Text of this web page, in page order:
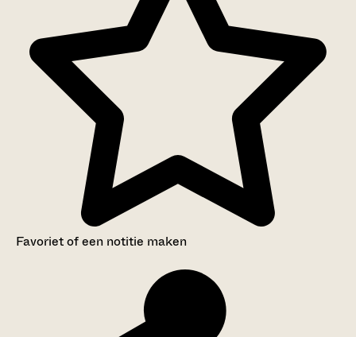
Favoriet of een notitie maken